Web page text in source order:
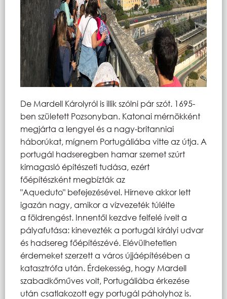
De Mardell Károlyról is illik szólni pár szót. 1695-
ben született Pozsonyban. Katonai mérnökként
megjárta a lengyel és a nagy-britanniai
háborúkat, mígnem Portugáliába vitte az útja. A
portugál hadseregben hamar szemet szúrt
kimagasló építészeti tudása, ezért
főépítészként megbízták az
"Aqueduto" befejezésével. Hírneve akkor lett
igazán nagy, amikor a vízvezeték túlélte
a földrengést. Innentől kezdve felfelé ívelt a
pályafutása: kinevezték a portugál királyi udvar
és hadsereg főépítészévé. Elévülhetetlen
érdemeket szerzett a város újjáépítésében a
katasztrófa után. Érdekesség, hogy Mardell
szabadkőműves volt, Portugáliába érkezése
után csatlakozott egy portugál páholyhoz is.